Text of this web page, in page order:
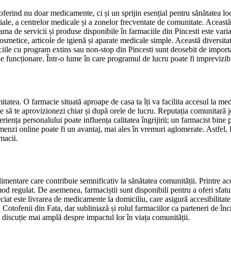
nu doar medicamente, ci și un sprijin esențial pentru sănătatea
a centrelor medicale și a zonelor frecventate de comunitate.
de servicii și produse disponibile în farmaciile din Pincesti este
articole de igienă și aparate medicale simple. Această
cu program extins sau non-stop din Pincesti sunt deosebit de
funcționare. Într-o lume în care programul de lucru poate fi
O farmacie situată aproape de casa ta îți va facilita accesul la
te aprovizionezi chiar și după orele de lucru. Reputația comunitară
personalului poate influența calitatea îngrijirii; un farmacist bine
online poate fi un avantaj, mai ales în vremuri aglomerate.
care contribuie semnificativ la sănătatea comunității. Printre
regulat. De asemenea, farmaciștii sunt disponibili pentru a oferi
este livrarea de medicamente la domiciliu, care asigură
din Fata, dar subliniază și rolul farmaciilor ca parteneri de
mai amplă despre impactul lor în viața comunității.